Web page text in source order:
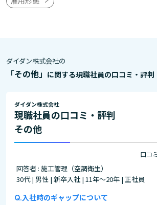
ダイダン株式会社の
「その他」 に関する現職社員の口コミ・評判
ダイダン株式会社
現職社員の口コミ・評判
その他
口コ
回答者 : 施工管理（空調衛生）
30代 | 男性 | 新卒入社 | 11年～20年 | 正社員
入社時のギャップについて